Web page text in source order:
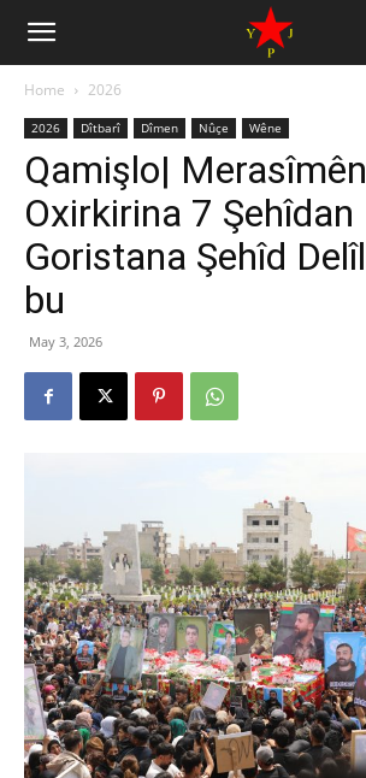
Home 2026
2026 Dîtbarî Dîmen Nûçe Wêne
Qamişlo| Merasîmên
Oxirkirina 7 Şehîdan
Goristana Şehîd
bu
May 3, 2026